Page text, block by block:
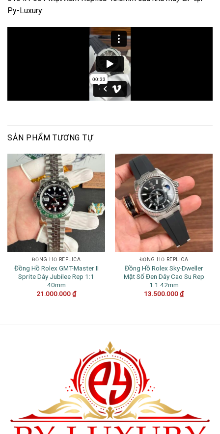
Py-Luxury:
SẢN PHẨM TƯƠNG TỰ
ĐỒNG HỒ REPLICA
Đồng Hồ Rolex GMT-Master II
Sprite Dây Jubilee Rep 1:1
40mm
21.000.000₫
ĐỒNG HỒ REPLICA
Đồng Hồ Rolex Sky-Dweller
Mặt Số Đen Dây Cao Su Rep
1:1 42mm
13.500.000₫